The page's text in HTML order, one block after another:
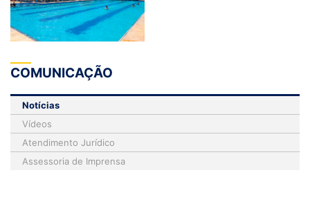
COMUNICAÇÃO
Notícias
Vídeos
Atendimento Jurídico
Assessoria de Imprensa